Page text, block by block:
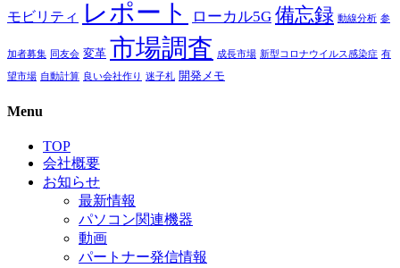
モビリティ レポート ローカル5G 備忘録 動線分析 参
加者募集 同友会 変革 市場調査 成長市場 新型コロナウイルス感染症 有
望市場 自動計算 良い会社作り 迷子札 開発メモ
Menu
TOP
会社概要
お知らせ
最新情報
パソコン関連機器
動画
パートナー発信情報